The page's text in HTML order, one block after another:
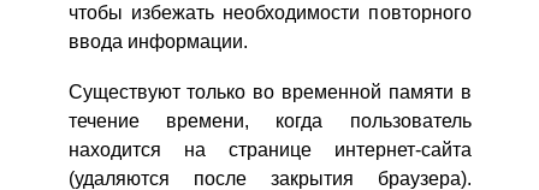
чтобы избежать необходимости повторного
ввода информации.
Существуют только во временной памяти в
течение времени, когда пользователь
находится на странице интернет-сайта
(удаляются после закрытия браузера).